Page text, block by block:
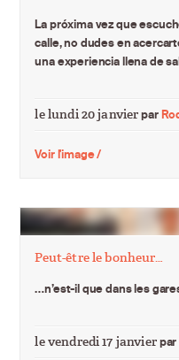
La próxima vez que
calle, no dudes en
una experiencia llena de
le lundi 20 janvierpar
Voir l'image /
Peut-être le bonheur…
…n’est-il que dans les
le vendredi 17 janvierpar